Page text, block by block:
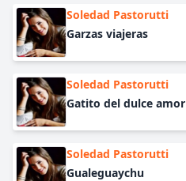
Soledad Pastorutti
Garzas viajeras
Soledad Pastorutti
Gatito del dulce amor
Soledad Pastorutti
Gualeguaychu